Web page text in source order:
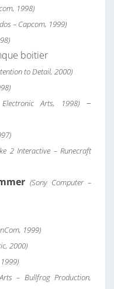
1998)
– Capcom, 1999)
boitier
to Detail, 2000)
Arts, 1998)
–
2 Interactive – Runecraft
(Sony Computer –
1999)
2000)
– Bullfrog Production,